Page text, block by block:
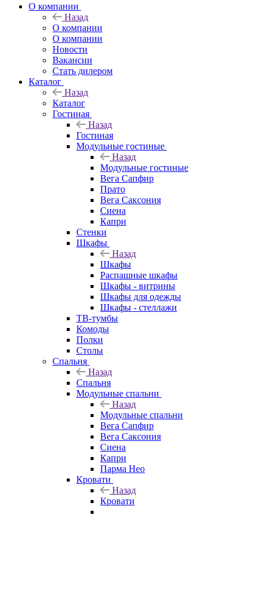
О компании
Назад
О компании
О компании
Новости
Вакансии
Стать дилером
Каталог
Назад
Каталог
Гостиная
Назад
Гостиная
Модульные гостиные
Назад
Модульные гостиные
Вега Сапфир
Прато
Вега Саксония
Сиена
Капри
Стенки
Шкафы
Назад
Шкафы
Распашные шкафы
Шкафы - витрины
Шкафы для одежды
Шкафы - стеллажи
ТВ-тумбы
Комоды
Полки
Столы
Спальня
Назад
Спальня
Модульные спальни
Назад
Модульные спальни
Вега Сапфир
Вега Саксония
Сиена
Капри
Парма Нео
Кровати
Назад
Кровати